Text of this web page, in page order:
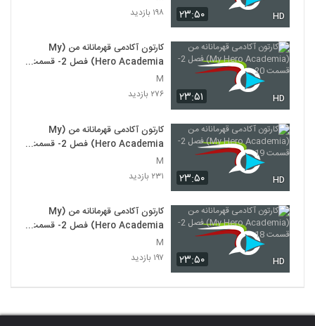
۲۳:۵۰ HD
۱۹۸ بازدید
۲۳:۵۱ HD
کارتون آکادمی قهرمانانه من (My
Hero Academia) فصل 2- قسمت
20
M
۲۷۶ بازدید
۲۳:۵۰ HD
کارتون آکادمی قهرمانانه من (My
Hero Academia) فصل 2- قسمت
19
M
۲۳۱ بازدید
۲۳:۵۰ HD
کارتون آکادمی قهرمانانه من (My
Hero Academia) فصل 2- قسمت
18
M
۱۹۷ بازدید